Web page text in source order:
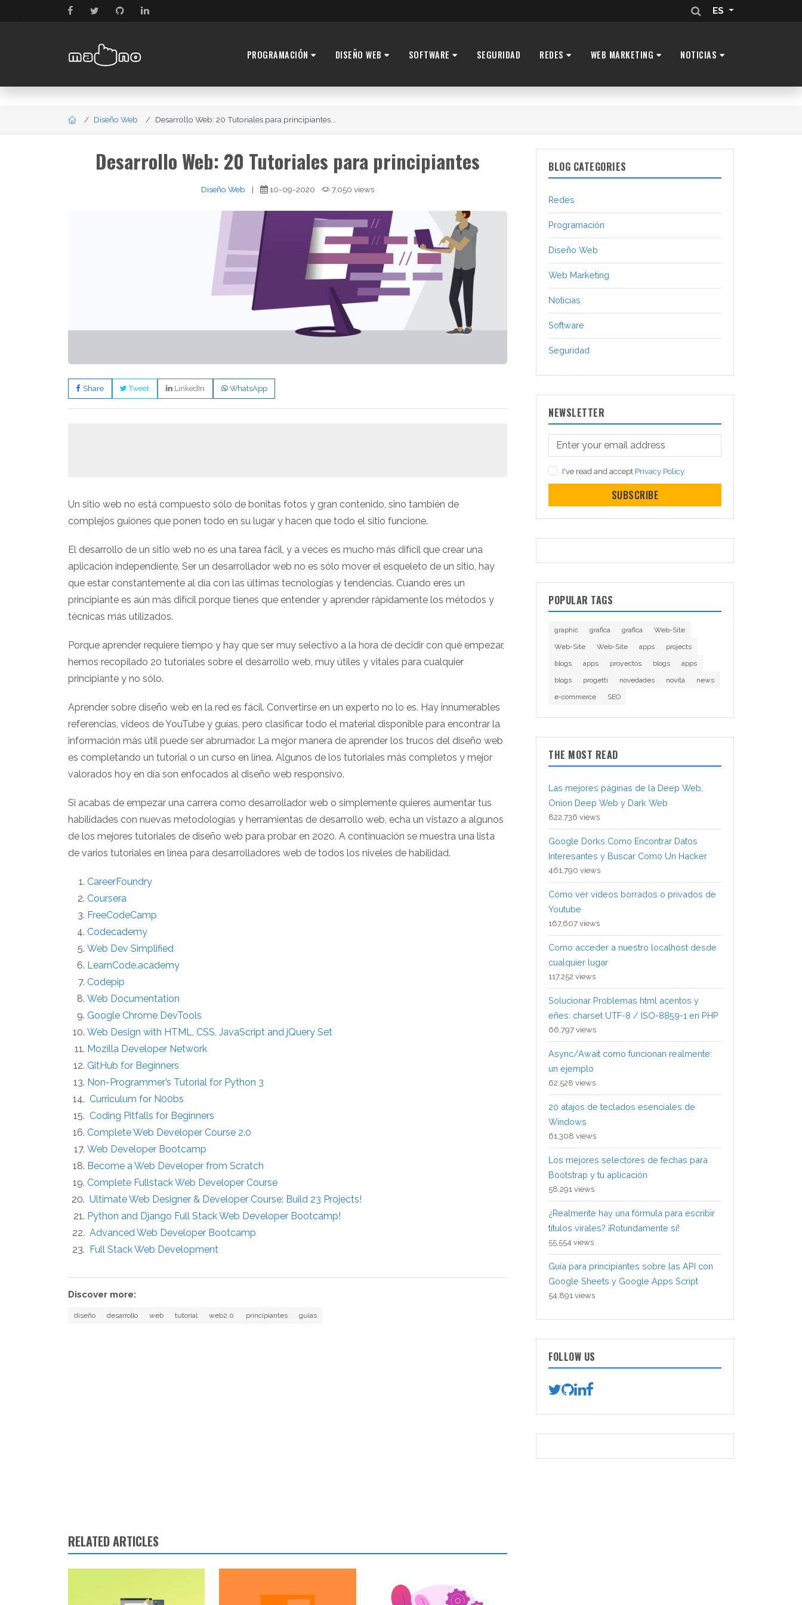
ES
PROGRAMACIÓN DISEÑO WEB SOFTWARE SEGURIDAD REDES WEB MARKETING NOTICIAS
Diseño Web Desarrollo Web: 20 Tutoriales para principiantes...
Desarrollo Web: 20 Tutoriales para principiantes
Diseño Web | 10-09-2020 7,050 views
Share Tweet LinkedIn WhatsApp
Un sitio web no está compuesto sólo de bonitas fotos y gran contenido, sino también de
complejos guiones que ponen todo en su lugar y hacen que todo el sitio funcione.
El desarrollo de un sitio web no es una tarea fácil, y a veces es mucho más difícil que crear una
aplicación independiente. Ser un desarrollador web no es sólo mover el esqueleto de un sitio, hay
que estar constantemente al día con las últimas tecnologías y tendencias. Cuando eres un
principiante es aún más difícil porque tienes que entender y aprender rápidamente los métodos y
técnicas más utilizados.
Porque aprender requiere tiempo y hay que ser muy selectivo a la hora de decidir con qué empezar,
hemos recopilado 20 tutoriales sobre el desarrollo web, muy útiles y vitales para cualquier
principiante y no sólo.
Aprender sobre diseño web en la red es fácil. Convertirse en un experto no lo es. Hay innumerables
referencias, videos de YouTube y guías, pero clasificar todo el material disponible para encontrar la
información más útil puede ser abrumador. La mejor manera de aprender los trucos del diseño web
es completando un tutorial o un curso en línea. Algunos de los tutoriales más completos y mejor
valorados hoy en día son enfocados al diseño web responsivo.
Si acabas de empezar una carrera como desarrollador web o simplemente quieres aumentar tus
habilidades con nuevas metodologías y herramientas de desarrollo web, echa un vistazo a algunos
de los mejores tutoriales de diseño web para probar en 2020. A continuación se muestra una lista
de varios tutoriales en línea para desarrolladores web de todos los niveles de habilidad.
CareerFoundry
Coursera
FreeCodeCamp
Codecademy
Web Dev Simplified
LearnCode.academy
Codepip
Web Documentation
Google Chrome DevTools
Web Design with HTML, CSS, JavaScript and jQuery Set
Mozilla Developer Network
GitHub for Beginners
Non-Programmer’s Tutorial for Python 3
Curriculum for N00bs
Coding Pitfalls for Beginners
Complete Web Developer Course 2.0
Web Developer Bootcamp
Become a Web Developer from Scratch
Complete Fullstack Web Developer Course
Ultimate Web Designer & Developer Course: Build 23 Projects!
Python and Django Full Stack Web Developer Bootcamp!
Advanced Web Developer Bootcamp
Full Stack Web Development
Discover more:
diseño desarrollo web tutorial web2.0 principiantes guías
RELATED ARTICLES
BLOG CATEGORIES
Redes
Programación
Diseño Web
Web Marketing
Noticias
Software
Seguridad
NEWSLETTER
I've read and accept Privacy Policy
SUBSCRIBE
POPULAR TAGS
graphic grafica grafica
Web-Site
Web-Site
Web-Site apps
projects
blogs
apps proyectos blogs
apps
blogs
progetti novedades novità
news
e-commerce
SEO
THE MOST READ
Las mejores páginas de la Deep Web,
Onion Deep Web y Dark Web
822,736 views
Google Dorks Como Encontrar Datos
Interesantes y Buscar Como Un Hacker
461,790 views
Cómo ver videos borrados o privados de
Youtube
167,607 views
Como acceder a nuestro localhost desde
cualquier lugar
117,252 views
Solucionar Problemas html acentos y
eñes: charset UTF-8 / ISO-8859-1 en PHP
66,797 views
Async/Await como funcionan realmente:
un ejemplo
62,528 views
20 atajos de teclados esenciales de
Windows
61,308 views
Los mejores selectores de fechas para
Bootstrap y tu aplicación
58,291 views
¿Realmente hay una fórmula para escribir
títulos virales? ¡Rotundamente sí!
55,554 views
Guía para principiantes sobre las API con
Google Sheets y Google Apps Script
54,891 views
FOLLOW US